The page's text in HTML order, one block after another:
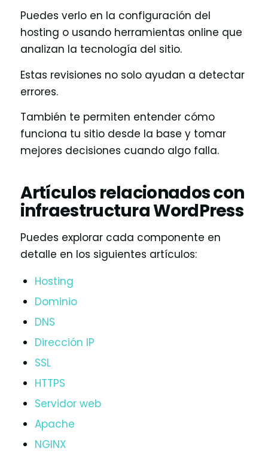
Puedes verlo en la configuración del
hosting o usando herramientas online que
analizan la tecnología del sitio.
Estas revisiones no solo ayudan a detectar
errores.
También te permiten entender cómo
funciona tu sitio desde la base y tomar
mejores decisiones cuando algo falla.
Artículos relacionados con
infraestructura WordPress
Puedes explorar cada componente en
detalle en los siguientes artículos:
Hosting
Dominio
DNS
Dirección IP
SSL
HTTPS
Servidor web
Apache
NGINX